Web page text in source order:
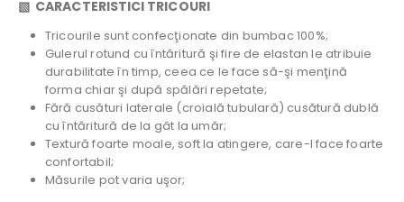
▧ CARACTERISTICI TRICOURI
Tricourile sunt confecţionate din bumbac 100%;
Gulerul rotund cu întăritură şi fire de elastan le atribuie
durabilitate în timp, ceea ce le face să-şi menţină
forma chiar şi după spălări repetate;
Fără cusături laterale (croială tubulară) cusătură dublă
cu întăritură de la gât la umăr;
Textură foarte moale, soft la atingere, care-l face foarte
confortabil;
Măsurile pot varia uşor;